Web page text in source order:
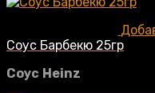
Соус Барбекю 25гр
Соус Heinz